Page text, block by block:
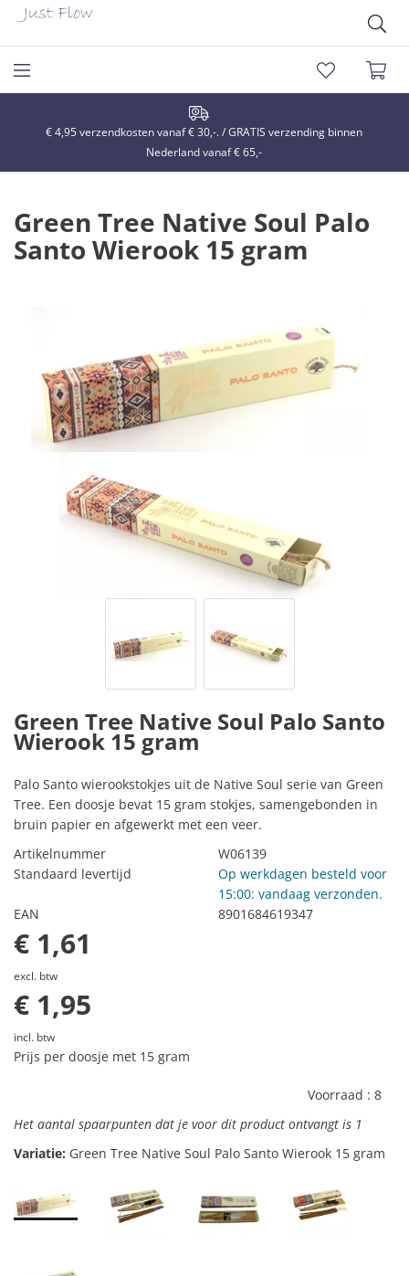
€ 4,95 verzendkosten vanaf € 30,-. / GRATIS verzending binnen
Nederland vanaf € 65,-
Green Tree Native Soul Palo
Santo Wierook 15 gram
Green Tree Native Soul Palo Santo
Wierook 15 gram
Palo Santo wierookstokjes uit de Native Soul serie van Green
Tree. Een doosje bevat 15 gram stokjes, samengebonden in
bruin papier en afgewerkt met een veer.
Artikelnummer
W06139
Standaard levertijd
Op werkdagen besteld voor
15:00: vandaag verzonden.
EAN
8901684619347
€ 1,61
excl. btw
€ 1,95
incl. btw
Prijs per doosje met 15 gram
Voorraad : 8
Het aantal spaarpunten dat je voor dit product ontvangt is 1
Variatie: Green Tree Native Soul Palo Santo Wierook 15 gram